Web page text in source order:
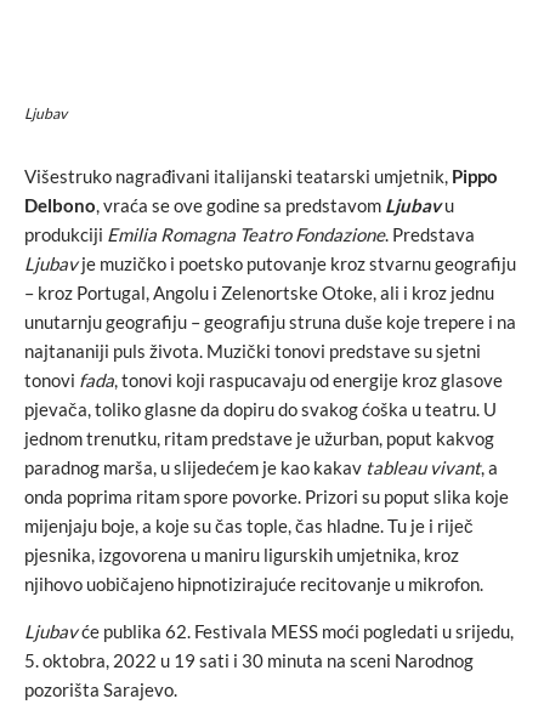
Ljubav
Višestruko nagrađivani italijanski teatarski umjetnik, Pippo
Delbono , vraća se ove godine sa predstavom Ljubavu
produkciji Emilia Romagna Teatro Fondazione. Predstava
Ljubavje muzičko i poetsko putovanje kroz stvarnu geografiju
– kroz Portugal, Angolu i Zelenortske Otoke, ali i kroz jednu
unutarnju geografiju – geografiju struna duše koje trepere i na
najtananiji puls života. Muzički tonovi predstave su sjetni
tonovi fada , tonovi koji raspucavaju od energije kroz glasove
pjevača, toliko glasne da dopiru do svakog ćoška u teatru. U
jednom trenutku, ritam predstave je užurban, poput kakvog
paradnog marša, u slijedećem je kao kakav tableau vivant, a
onda poprima ritam spore povorke. Prizori su poput slika koje
mijenjaju boje, a koje su čas tople, čas hladne. Tu je i riječ
pjesnika, izgovorena u maniru ligurskih umjetnika, kroz
njihovo uobičajeno hipnotizirajuće recitovanje u mikrofon.
Ljubavće publika 62. Festivala MESS moći pogledati u srijedu,
5. oktobra, 2022 u 19 sati i 30 minuta na sceni Narodnog
pozorišta Sarajevo.